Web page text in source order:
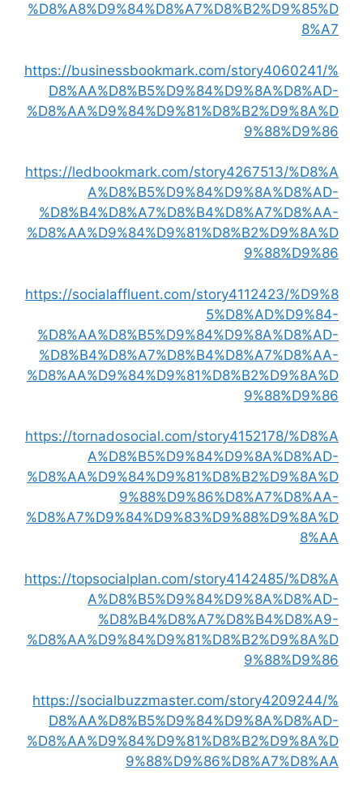
%D8%A8%D9%84%D8%A7%D8%B2%D9%85%D
8%A7
https://businessbookmark.com/story4060241/%
D8%AA%D8%B5%D9%84%D9%8A%D8%AD-
%D8%AA%D9%84%D9%81%D8%B2%D9%8A%D
9%88%D9%86
https://ledbookmark.com/story4267513/%D8%A
A%D8%B5%D9%84%D9%8A%D8%AD-
%D8%B4%D8%A7%D8%B4%D8%A7%D8%AA-
%D8%AA%D9%84%D9%81%D8%B2%D9%8A%D
9%88%D9%86
https://socialaffluent.com/story4112423/%D9%8
5%D8%AD%D9%84-
%D8%AA%D8%B5%D9%84%D9%8A%D8%AD-
%D8%B4%D8%A7%D8%B4%D8%A7%D8%AA-
%D8%AA%D9%84%D9%81%D8%B2%D9%8A%D
9%88%D9%86
https://tornadosocial.com/story4152178/%D8%A
A%D8%B5%D9%84%D9%8A%D8%AD-
%D8%AA%D9%84%D9%81%D8%B2%D9%8A%D
9%88%D9%86%D8%A7%D8%AA-
%D8%A7%D9%84%D9%83%D9%88%D9%8A%D
8%AA
https://topsocialplan.com/story4142485/%D8%A
A%D8%B5%D9%84%D9%8A%D8%AD-
%D8%B4%D8%A7%D8%B4%D8%A9-
%D8%AA%D9%84%D9%81%D8%B2%D9%8A%D
9%88%D9%86
https://socialbuzzmaster.com/story4209244/%
D8%AA%D8%B5%D9%84%D9%8A%D8%AD-
%D8%AA%D9%84%D9%81%D8%B2%D9%8A%D
9%88%D9%86%D8%A7%D8%AA